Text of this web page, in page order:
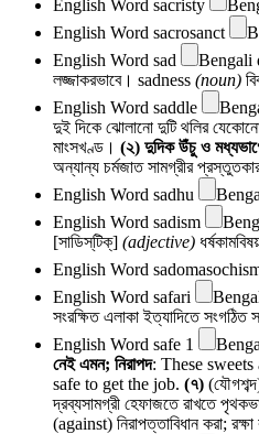
English Word sacristy
English Word sacrosanct
English Word sad Bengali
লজ্জাকরভাবে। sadness (noun)
English Word saddle
দুই দিকে ঝোলানো দুটি থলির
মাংসখণ্ড। (২) দুদিক উঁচু ও
অন্যান্য চর্মজাত সামগ্রীর
English Word sadhu
English Word sadism
[সাডিস্‌টিক্] (adjective)
English Word
English Word safari
সংরক্ষিত এলাকা ইত্যাদিতে সংগঠিত
English Word safe 1
নেই এমন; নিরাপদ: These
safe to get the job. (৭)
দ্রব্যসামগ্রী হেফাজতে রাখতে
(against) নিরাপত্তাবিধান করা;